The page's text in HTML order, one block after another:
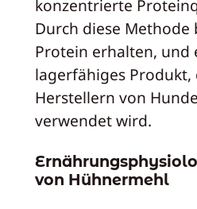
konzentrierte
Durch diese Methode
Protein erhalten, und
lagerfähiges Produkt,
Herstellern von
verwendet wird.
von Hühnermehl